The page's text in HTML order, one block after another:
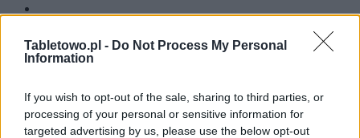
Tabletowo.pl - Do Not Process My Personal
Information
If you wish to opt-out of the sale, sharing to third parties, or
processing of your personal or sensitive information for
targeted advertising by us, please use the below opt-out
by zamknąć
ZOBACZ WSZYSTKIE WYNIKI